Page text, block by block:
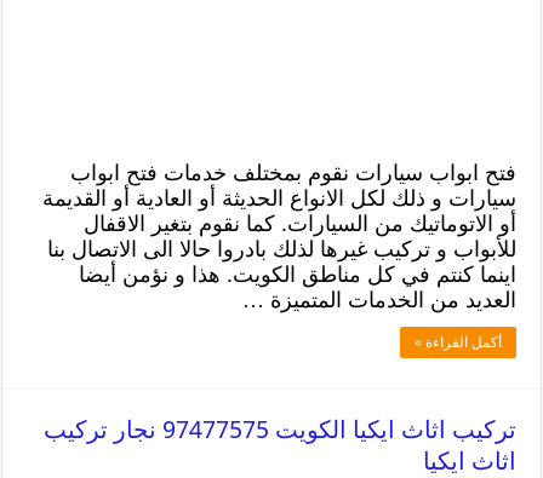
فتح ابواب سيارات نقوم بمختلف خدمات فتح ابواب
سيارات و ذلك لكل الانواع الحديثة أو العادية أو القديمة
أو الاتوماتيك من السيارات. كما نقوم بتغير الاقفال
للأبواب و تركيب غيرها لذلك بادروا حالا الى الاتصال بنا
اينما كنتم في كل مناطق الكويت. هذا و نؤمن أيضا
العديد من الخدمات المتميزة …
أكمل القراءة »
تركيب اثاث ايكيا الكويت 97477575 نجار تركيب
اثاث ايكيا